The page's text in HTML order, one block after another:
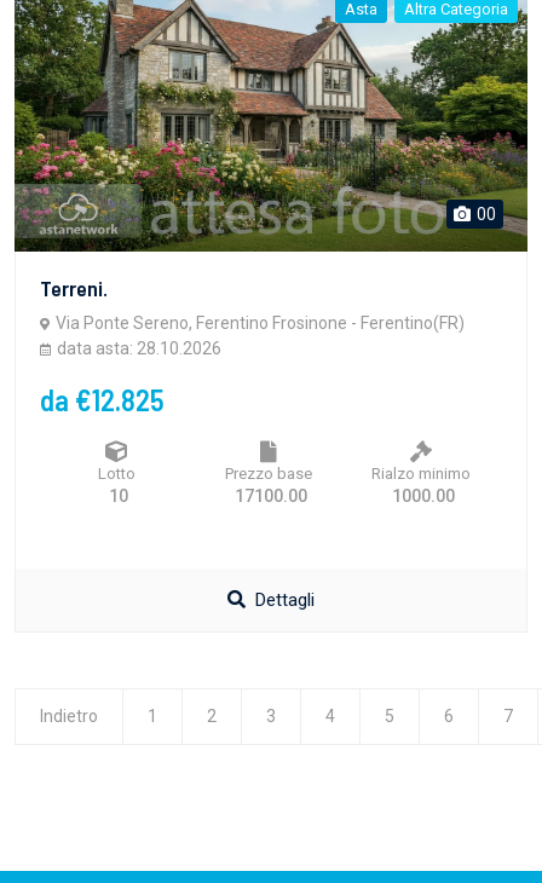
Asta Altra Categoria
00
Terreni.
Via Ponte Sereno, Ferentino Frosinone - Ferentino(FR)
data asta: 28.10.2026
da €12.825
Lotto
10
Prezzo base
17100.00
Rialzo minimo
1000.00
Dettagli
Indietro 1 2 3 4 5 6 7